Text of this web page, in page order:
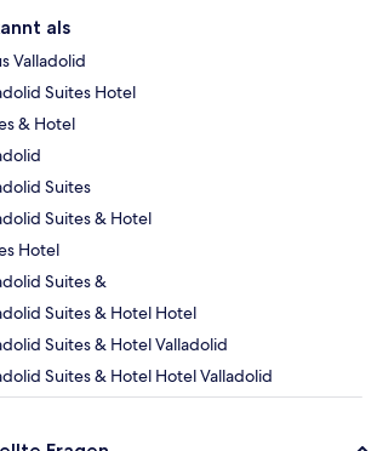
als
Valladolid
Suites Hotel
& Hotel
Suites
Suites & Hotel
Hotel
Suites &
Suites & Hotel Hotel
Suites & Hotel Valladolid
Suites & Hotel Hotel Valladolid